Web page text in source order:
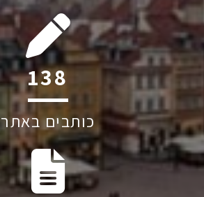
206
כותבים באתר